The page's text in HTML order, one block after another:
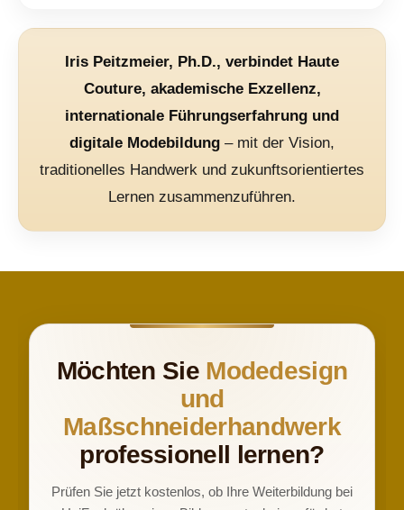
Iris Peitzmeier, Ph.D., verbindet Haute
Couture, akademische Exzellenz,
internationale Führungserfahrung und
digitale Modebildung – mit der Vision,
traditionelles Handwerk und zukunftsorientiertes
Lernen zusammenzuführen.
Möchten Sie Modedesign
und
Maßschneiderhandwerk
professionell lernen?
Prüfen Sie jetzt kostenlos, ob Ihre Weiterbildung bei